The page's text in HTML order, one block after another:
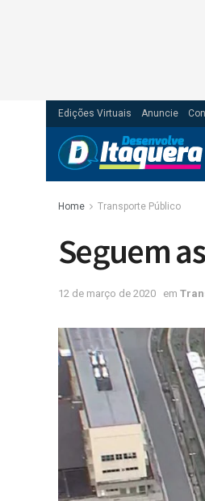
Edições Virtuais Anuncie
Home Transporte Público
Seguem
12 de março de 2020 em